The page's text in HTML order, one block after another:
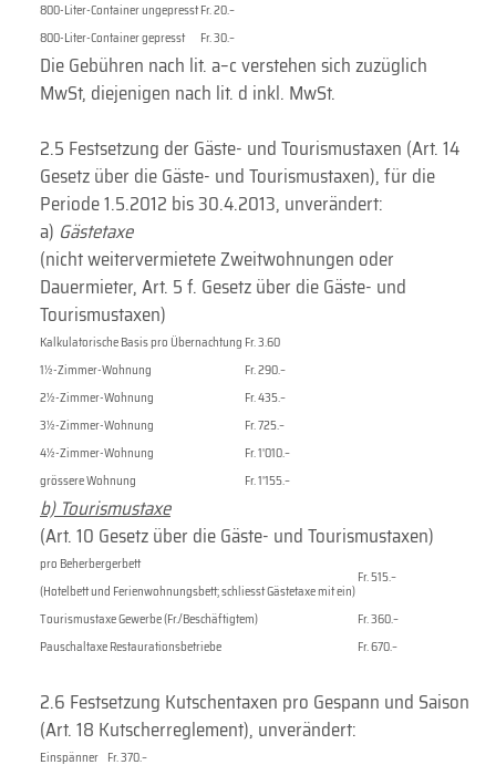
800-Liter-Container ungepresstFr. 20.–
800-Liter-Container gepresst
Fr. 30.–
Die Gebühren nach lit. a–c verstehen sich zuzüglich
MwSt, diejenigen nach lit. d inkl. MwSt.
2.5 Festsetzung der Gäste- und Tourismustaxen (Art. 14
Gesetz über die Gäste- und Tourismustaxen), für die
Periode 1.5.2012 bis 30.4.2013, unverändert:
a) Gästetaxe
(nicht weitervermietete Zweitwohnungen oder
Dauermieter, Art. 5 f. Gesetz über die Gäste- und
Tourismustaxen)
Kalkulatorische Basis pro Übernachtung Fr. 3.60
1½-Zimmer-Wohnung
Fr. 290.–
2½-Zimmer-Wohnung
Fr. 435.–
3½-Zimmer-Wohnung
Fr. 725.–
4½-Zimmer-Wohnung
Fr. 1'010.–
grössere Wohnung
Fr. 1'155.–
b) Tourismustaxe
(Art. 10 Gesetz über die Gäste- und Tourismustaxen)
pro Beherbergerbett
(Hotelbett und Ferienwohnungsbett; schliesst Gästetaxe mit ein)
Fr. 515.–
Tourismustaxe Gewerbe (Fr./Beschäftigtem)
Fr. 360.–
Pauschaltaxe Restaurationsbetriebe
Fr. 670.–
2.6 Festsetzung Kutschentaxen pro Gespann und Saison
(Art. 18 Kutscherreglement), unverändert:
Einspänner Fr. 370.–